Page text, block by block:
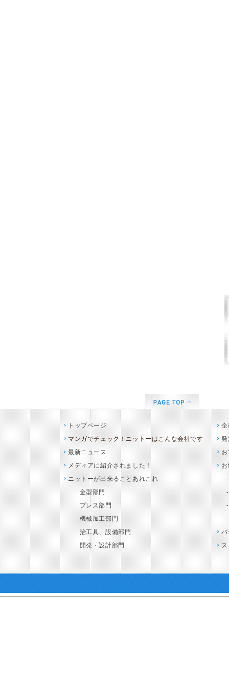
トップページ
マンガでチェック！ニットーはこんな会社です
最新ニュース
メディアに紹介されました！
ニットーが出来ることあれこれ
金型部門
プレス部門
機械加工部門
治工具、設備部門
開発・設計部門
企
発
お
お
バ
ス